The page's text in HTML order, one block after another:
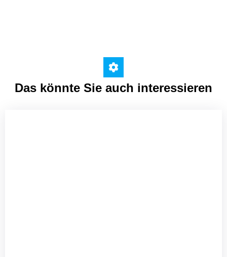
Das könnte Sie auch interessieren